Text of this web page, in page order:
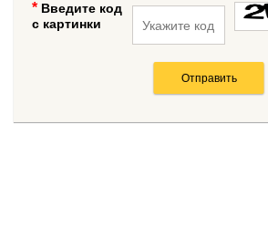
Введите код
с картинки